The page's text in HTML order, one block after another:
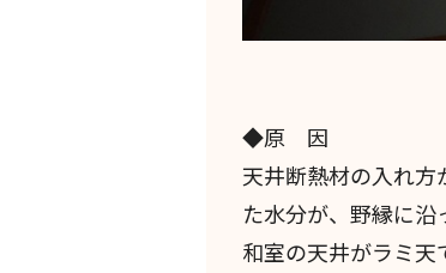
◆原 因
天井断熱材の入れ
た水分が、野縁に沿
和室の天井がラミ